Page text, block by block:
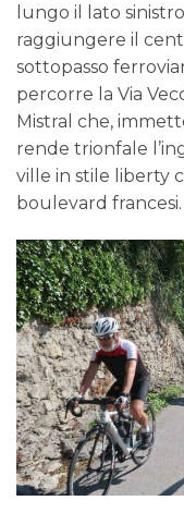
lungo il lato
raggiungere il
sottopasso
percorre la Via
Mistral che,
rende trionfale
ville in stile liberty
boulevard francesi.